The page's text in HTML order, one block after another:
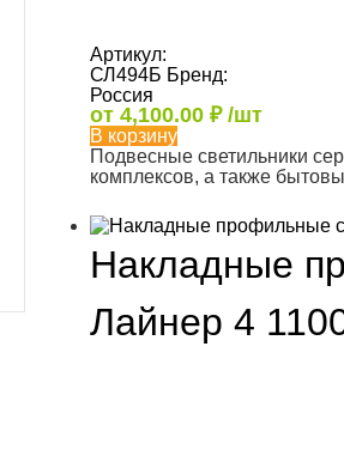
Артикул:
СЛ494Б Бренд:
Россия
от 4,100.00 ₽/шт
В корзину
Подвесные светильники
комплексов, а также
Накладные
Лайнер 4